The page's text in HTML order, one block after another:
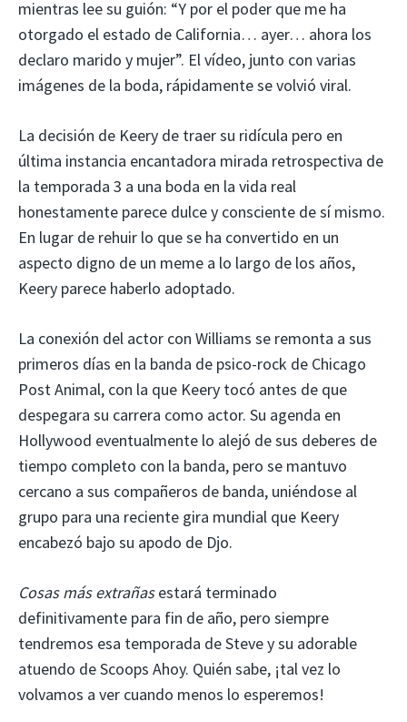
mientras lee su guión: “Y por el poder que me ha
otorgado el estado de California… ayer… ahora los
declaro marido y mujer”. El vídeo, junto con varias
imágenes de la boda, rápidamente se volvió viral.
La decisión de Keery de traer su ridícula pero en
última instancia encantadora mirada retrospectiva de
la temporada 3 a una boda en la vida real
honestamente parece dulce y consciente de sí mismo.
En lugar de rehuir lo que se ha convertido en un
aspecto digno de un meme a lo largo de los años,
Keery parece haberlo adoptado.
La conexión del actor con Williams se remonta a sus
primeros días en la banda de psico-rock de Chicago
Post Animal, con la que Keery tocó antes de que
despegara su carrera como actor. Su agenda en
Hollywood eventualmente lo alejó de sus deberes de
tiempo completo con la banda, pero se mantuvo
cercano a sus compañeros de banda, uniéndose al
grupo para una reciente gira mundial que Keery
encabezó bajo su apodo de Djo.
Cosas más extrañasestará terminado
definitivamente para fin de año, pero siempre
tendremos esa temporada de Steve y su adorable
atuendo de Scoops Ahoy. Quién sabe, ¡tal vez lo
volvamos a ver cuando menos lo esperemos!